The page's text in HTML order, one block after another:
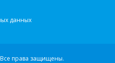
данных
Все права защищены.